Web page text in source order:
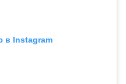
в Instagram